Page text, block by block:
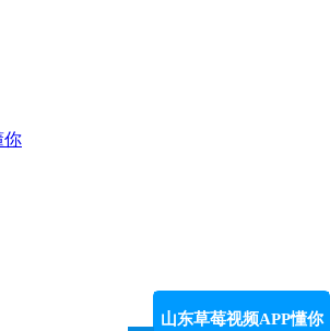
你
山东草莓视频APP懂你